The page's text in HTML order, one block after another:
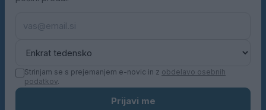
Strinjam se s prejemanjem e-novic in z obdelavo osebnih
podatkov.
Prijavi me